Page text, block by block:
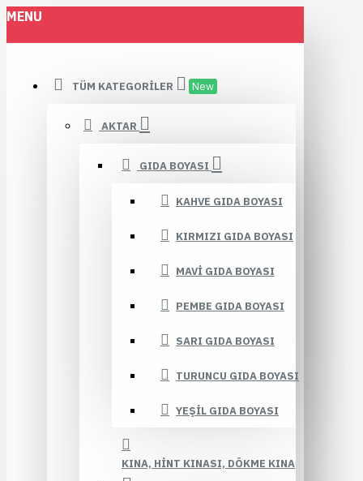
MENU
TÜM KATEGORILER New
AKTAR
GIDA BOYASI
KAHVE GIDA BOYASI
KIRMIZI GIDA BOYASI
MAVI GIDA BOYASI
PEMBE GIDA BOYASI
SARI GIDA BOYASI
TURUNCU GIDA BOYASI
YEŞIL GIDA BOYASI
KINA, HINT KINASI, DÖKME KINA